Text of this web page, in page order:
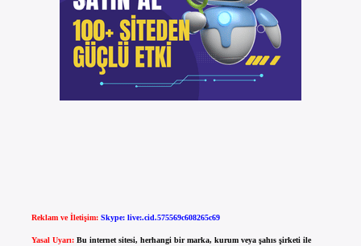
Reklam ve İletişim: Skype: live:.cid.575569c608265c69
Yasal Uyarı: Bu internet sitesi, herhangi bir marka, kurum veya şahıs şirketi ile